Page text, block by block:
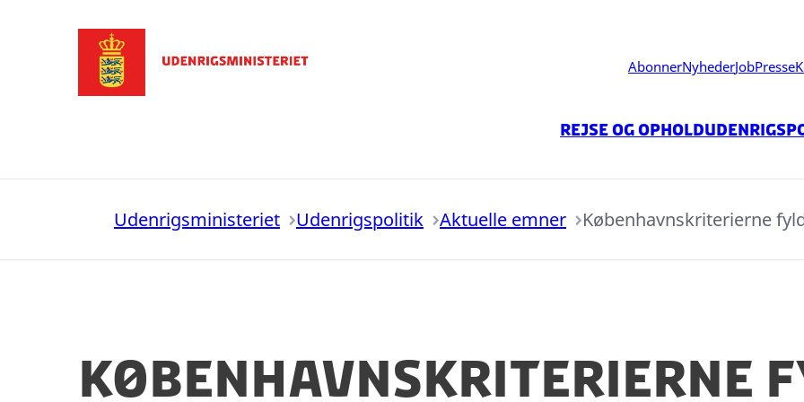
AbonnerNyhederJobPresse
Rejse og ophold
Udenrigsministeriet Udenrigspolitik Aktuelle emner Københavnskriterierne
Københavnskriterierne